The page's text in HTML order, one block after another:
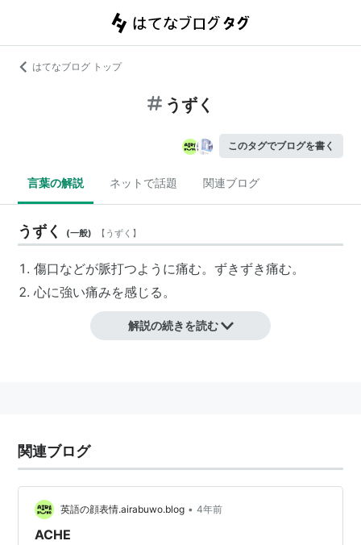
はてなブログ トップ
うずく
このタグでブログを書く
言葉の解説 ネットで話題 関連ブログ
うずく (一般) 【 うずく 】
傷口などが脈打つように痛む。ずきずき痛む。
心に強い痛みを感じる。
解説の続きを読む
関連ブログ
英語の顔表情.airabuwo.blog • 4年前
ACHE